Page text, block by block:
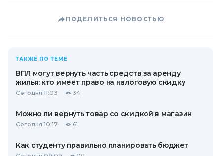
ПОДЕЛИТЬСЯ НОВОСТЬЮ
ТАКЖЕ ПО ТЕМЕ
ВПЛ могут вернуть часть средств за аренду
жилья: кто имеет право на налоговую скидку
Сегодня 11:03 34
Можно ли вернуть товар со скидкой в ​​магазин
Сегодня 10:17 61
Как студенту правильно планировать бюджет